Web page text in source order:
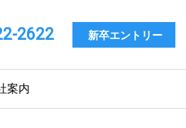
2622 新卒エントリー
案内